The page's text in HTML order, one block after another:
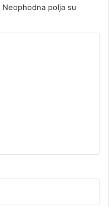
Neophodna polja su